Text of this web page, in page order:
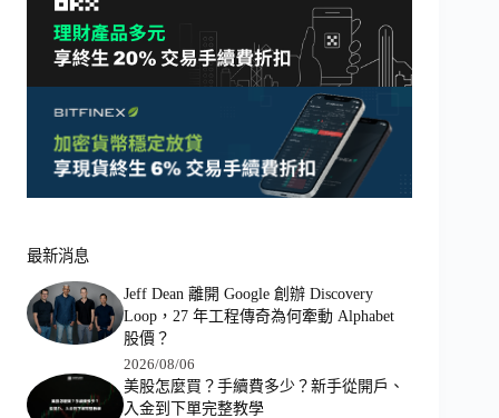
最新消息
Jeff Dean 離開 Google 創辦 Discovery
Loop，27 年工程傳奇為何牽動 Alphabet
股價？
2026/08/06
美股怎麼買？手續費多少？新手從開戶、
入金到下單完整教學